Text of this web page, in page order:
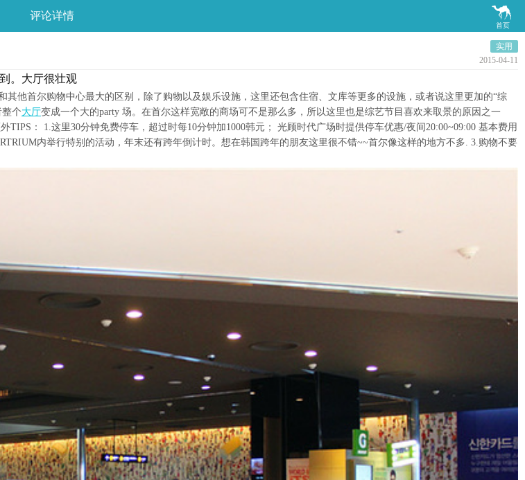

首页
评论详情
实用
2015-04-11
。大厅很壮观
其他首尔购物中心最大的区别，除了购物以及娱乐设施，这里还包含住宿、文库等更多的设施，或者说这里更加的“综
个大厅变成一个大的party 场。在首尔这样宽敞的商场可不是那么多，所以这里也是综艺节目喜欢来取景的原因之一
： 1.这里30分钟免费停车，超过时每10分钟加1000韩元； 光顾时代广场时提供停车优惠/夜间20:00~09:00 基本费用
内举行特别的活动，年末还有跨年倒计时。想在韩国跨年的朋友这里很不错~~首尔像这样的地方不多. 3.购物不要